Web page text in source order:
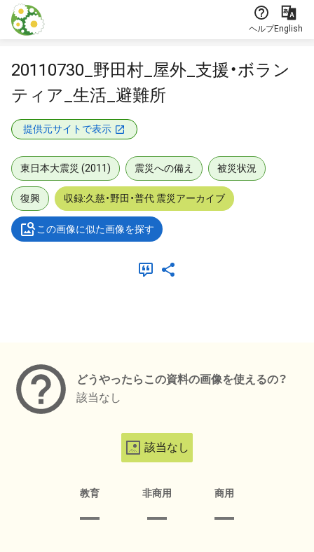
本文に飛ぶ
ヘルプEnglish
20110730_野田村_屋外_支援・ボラン
ティア_生活_避難所
提供元サイトで表示
東日本大震災 (2011) 震災への備え 被災状況
復興 収録:久慈・野田・普代 震災アーカイブ
この画像に似た画像を探す
どうやったらこの資料の画像を使えるの？
該当なし
該当なし
教育 非商用 商用